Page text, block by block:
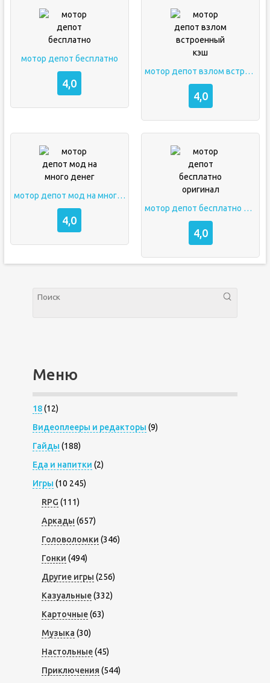
мотор депот бесплатно
4,0
мотор депот взлом встроенный кэш
4,0
мотор депот мод на много денег
4,0
мотор депот бесплатно оригинал
4,0
Меню
18(12)
Видеоплееры и редакторы (9)
Гайды (188)
Еда и напитки (2)
Игры (10 245)
RPG (111)
Аркады (657)
Головоломки (346)
Гонки (494)
Другие игры (256)
Казуальные(332)
Карточные(63)
Музыка (30)
Настольные(45)
Приключения (544)